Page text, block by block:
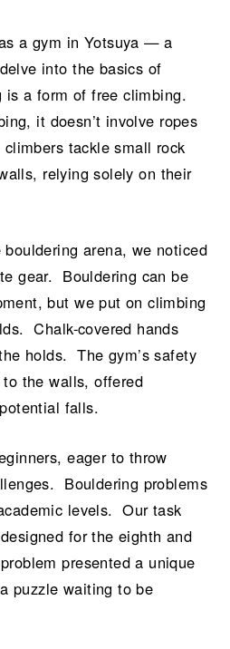
a gym in Yotsuya — a
into the basics of
a form of free climbing.
it doesn’t involve ropes
tackle small rock
relying solely on their
arena, we noticed
gear. Bouldering can be
but we put on climbing
Chalk-covered hands
holds. The gym’s safety
the walls, offered
falls.
eager to throw
Bouldering problems
levels. Our task
for the eighth and
presented a unique
puzzle waiting to be